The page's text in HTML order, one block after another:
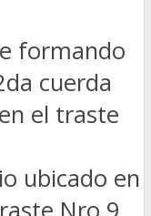
formando
cuerda
el traste
ubicado en